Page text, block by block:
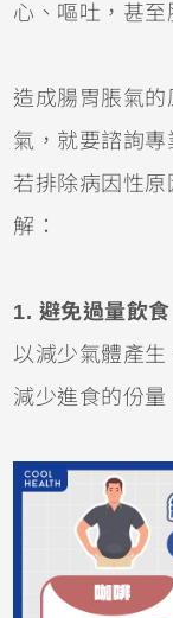
心、嘔吐，甚至
造成腸胃脹氣
氣，就要諮詢
若排除病因性
解：
1. 避免過量飲食
以減少氣體產
減少進食的份量